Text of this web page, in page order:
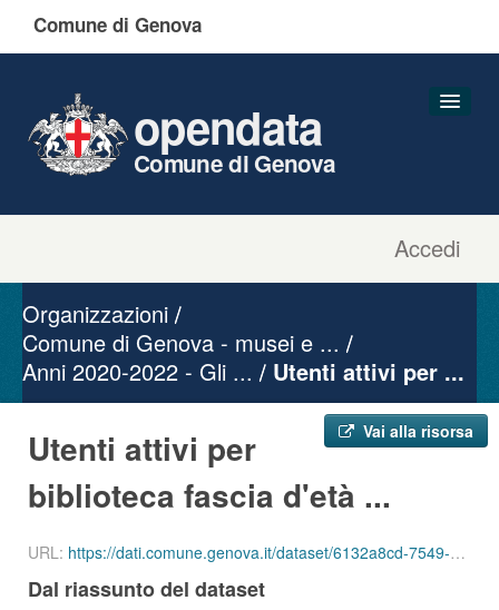
Comune di Genova
Accedi
opendata
Comune di Genova
Gruppi
Informazioni
Organizzazioni
Comune di Genova - musei e ...
Anni 2020-2022 - Gli ...
Utenti attivi per ...
Vai alla risorsa
Utenti attivi per
biblioteca fascia d'età ...
URL: https://dati.comune.genova.it/dataset/6132a8cd-7549-4c9d-8613-d075f5f547d2/resource/c971a5ef-c315-4db4-a63d-bfe1c490545e/download/ute_attivi_fet_14_18_bib_sbu_01_202003.json
Dal riassunto del dataset